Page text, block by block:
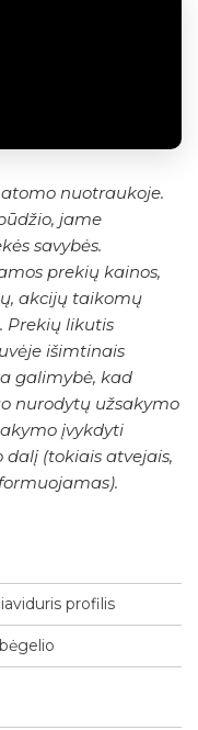
nuotraukoje.
jame
savybės.
prekių kainos,
akcijų taikomų
Prekių likutis
išimtinais
galimybė, kad
nurodytų užsakymo
įvykdyti
(tokiais atvejais,
profilis